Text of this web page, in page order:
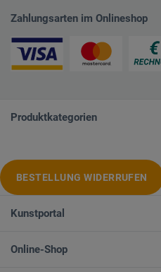
Zahlungsarten im Onlineshop
Produktkategorien
BESTELLUNG WIDERRUFEN
Kunstportal
Online-Shop